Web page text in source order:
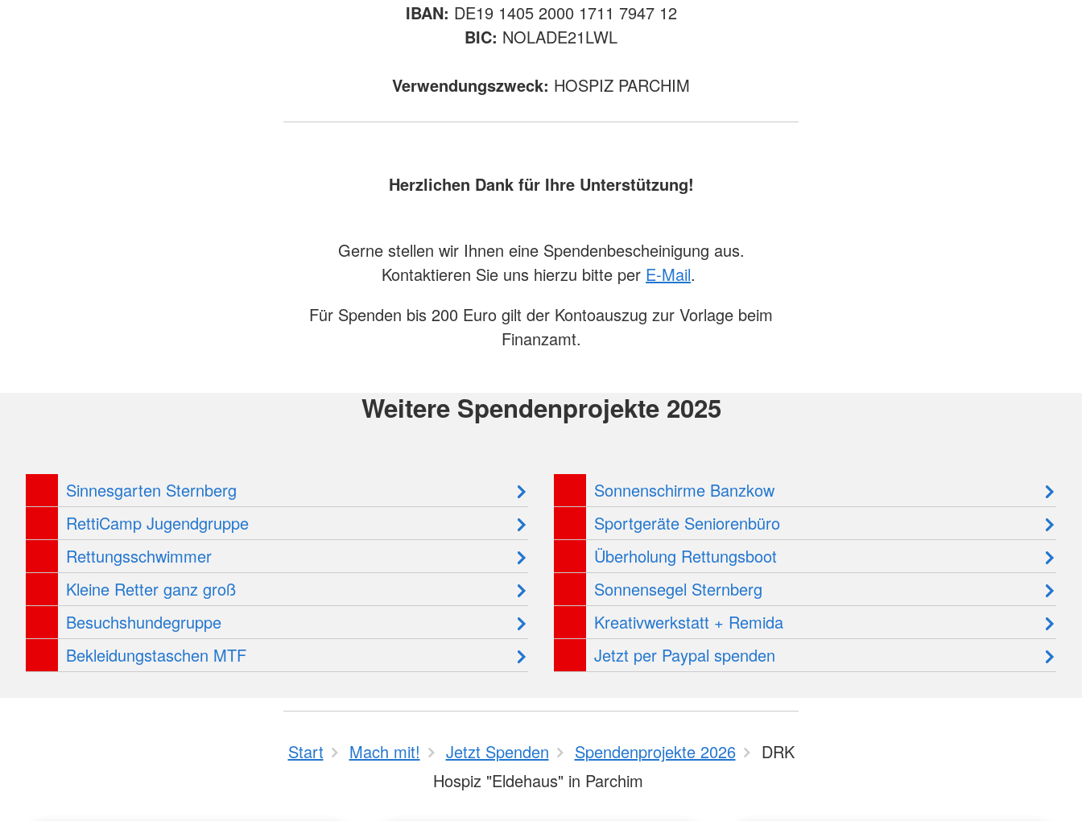
IBAN: DE19 1405 2000 1711 7947 12
BIC: NOLADE21LWL
Verwendungszweck: HOSPIZ PARCHIM
Herzlichen Dank für Ihre Unterstützung!
Gerne stellen wir Ihnen eine Spendenbescheinigung aus.
Kontaktieren Sie uns hierzu bitte per E-Mail.
Für Spenden bis 200 Euro gilt der Kontoauszug zur Vorlage beim
Finanzamt.
Weitere Spendenprojekte 2025
Sinnesgarten Sternberg
RettiCamp Jugendgruppe
Rettungsschwimmer
Kleine Retter ganz groß
Besuchshundegruppe
Bekleidungstaschen MTF
Sonnenschirme Banzkow
Sportgeräte Seniorenbüro
Überholung Rettungsboot
Sonnensegel Sternberg
Kreativwerkstatt + Remida
Jetzt per Paypal spenden
Start Mach mit! Jetzt Spenden Spendenprojekte 2026
DRK
Hospiz "Eldehaus" in Parchim